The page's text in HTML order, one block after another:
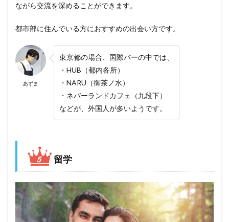
ながら交流を深めることができます。
都市部に住んでいる方におすすめの出会い方です。
あずま
東京都の場合、国際バーの中では、
・HUB（都内各所）
・NARU（御茶ノ水）
・ネバーランドカフェ（九段下）
などが、外国人が多いようです。
留学